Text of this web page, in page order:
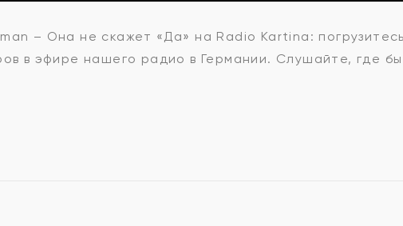
– Она не скажет «Да» на Radio Kartina:
в эфире нашего радио в Германии. Слушайте, где